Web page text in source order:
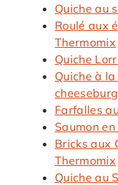
Quiche au
Roulé aux
Thermomix
Quiche
Quiche à
Farfalles
Saumon
Bricks aux
Thermomix
Quiche au